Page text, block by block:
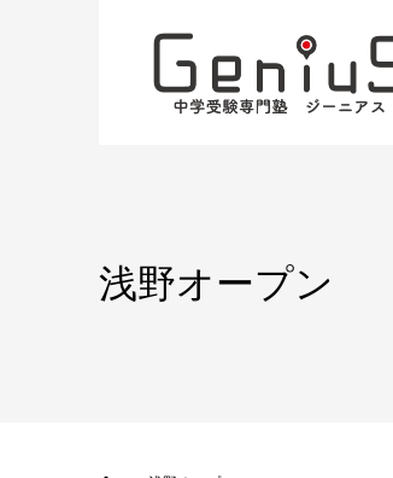
浅野オープン